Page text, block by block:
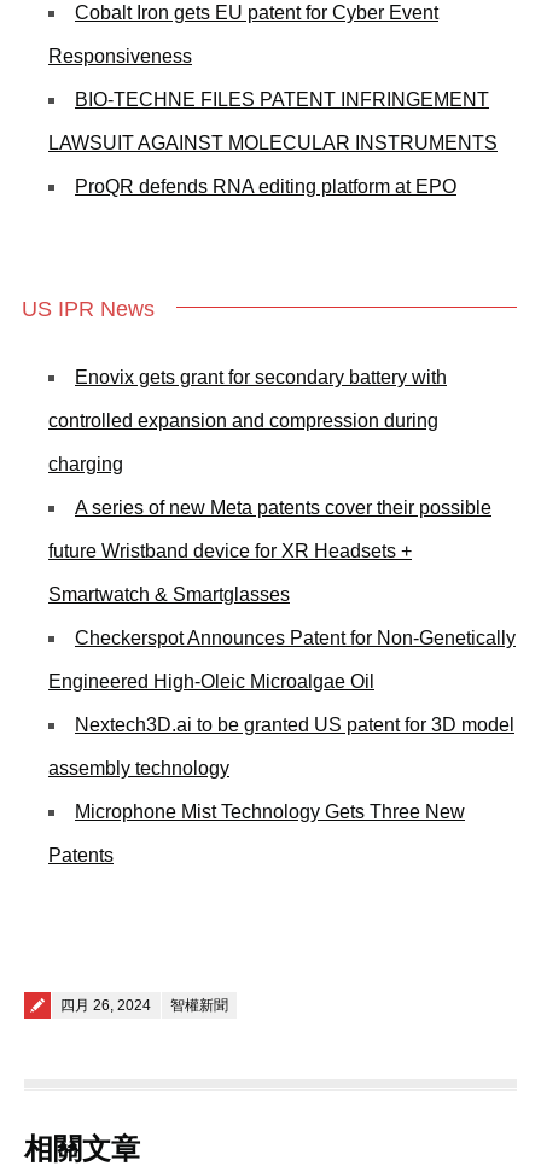
Cobalt Iron gets EU patent for Cyber Event
Responsiveness
BIO-TECHNE FILES PATENT INFRINGEMENT
LAWSUIT AGAINST MOLECULAR INSTRUMENTS
ProQR defends RNA editing platform at EPO
US IPR News
Enovix gets grant for secondary battery with
controlled expansion and compression during
charging
A series of new Meta patents cover their possible
future Wristband device for XR Headsets +
Smartwatch & Smartglasses
Checkerspot Announces Patent for Non-Genetically
Engineered High-Oleic Microalgae Oil
Nextech3D.ai to be granted US patent for 3D model
assembly technology
Microphone Mist Technology Gets Three New
Patents
Posted on
四月 26, 2024 智權新聞
相關文章